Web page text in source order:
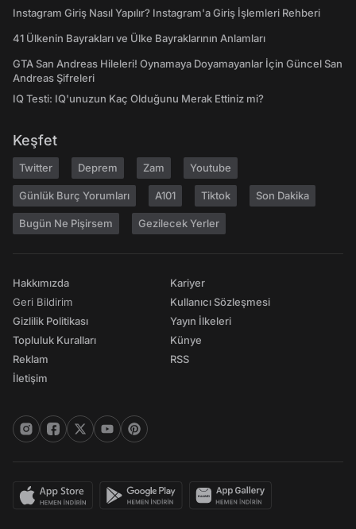
Instagram Giriş Nasıl Yapılır? Instagram'a Giriş İşlemleri Rehberi
41 Ülkenin Bayrakları ve Ülke Bayraklarının Anlamları
GTA San Andreas Hileleri! Oynamaya Doyamayanlar İçin Güncel San
Andreas Şifreleri
IQ Testi: IQ'unuzun Kaç Olduğunu Merak Ettiniz mi?
Keşfet
Twitter Deprem Zam Youtube
Günlük Burç Yorumları A101 Tiktok Son Dakika
Bugün Ne Pişirsem Gezilecek Yerler
Hakkımızda
Geri Bildirim
Gizlilik Politikası
Topluluk Kuralları
Reklam
İletişim
Kariyer
Kullanıcı Sözleşmesi
Yayın İlkeleri
Künye
RSS